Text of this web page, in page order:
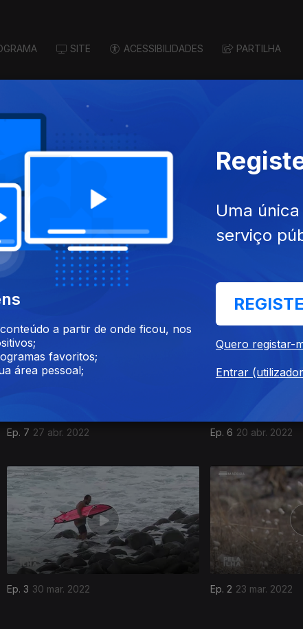
SITE ACESSIBILIDADES PARTILHA
25 mai. 2022
Ep. 7 27 abr. 2022 Ep. 6 20 abr. 2022
Ep. 3 30 mar. 2022 Ep. 2 23 mar. 2022
a partir de onde ficou, nos
favoritos;
área pessoal;
Uma
serviço
Quero registar-
Entrar